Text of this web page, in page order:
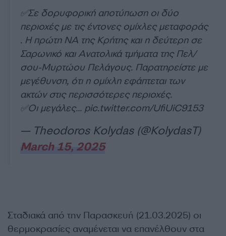
✅Σε δορυφορική αποτύπωση οι δύο
περιοχές με τις έντονες ομίχλες μεταφοράς
. Η πρώτη ΝΑ της Κρήτης και η δεύτερη σε
Σαρωνικό και Ανατολικά τμήματα της Πελ/
σου-Μυρτώου Πελάγους. Παρατηρείστε με
μεγέθυνση, ότι η ομίχλη εφάπτεται των
ακτών στις περισσότερες περιοχές.
✅Οι μεγάλες… pic.twitter.com/UfiUiC9153
— Theodoros Kolydas (@KolydasT)
March 15, 2025
Σταδιακά από την Παρασκευή (21.03.2025) οι
θερμοκρασίες αναμένεται να επανέλθουν στα